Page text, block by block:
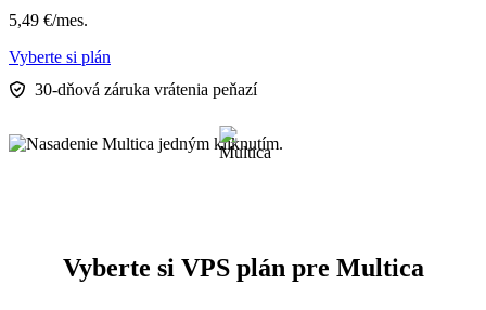
5,49 €/mes.
Vyberte si plán
30-dňová záruka vrátenia peňazí
Vyberte si VPS plán pre Multica